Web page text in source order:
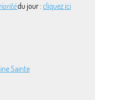
du jour : cliquez ici
Sainte